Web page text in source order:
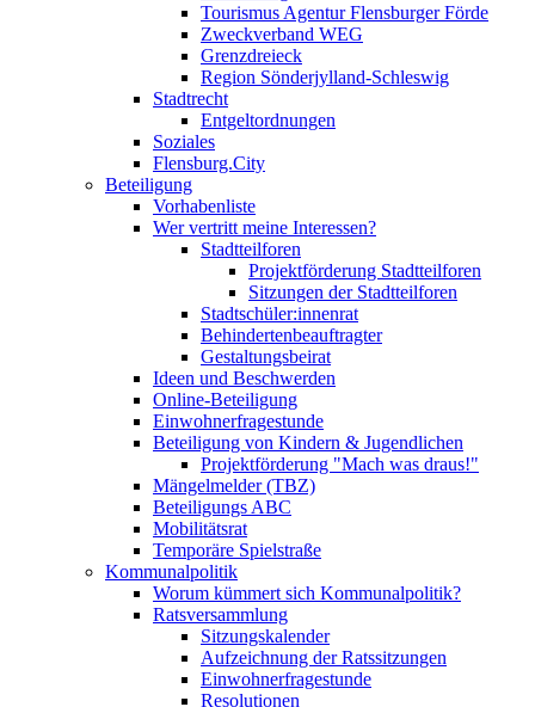
Tourismus Agentur Flensburger Förde
Zweckverband WEG
Grenzdreieck
Region Sönderjylland-Schleswig
Stadtrecht
Entgeltordnungen
Soziales
Flensburg.City
Beteiligung
Vorhabenliste
Wer vertritt meine Interessen?
Stadtteilforen
Projektförderung Stadtteilforen
Sitzungen der Stadtteilforen
Stadtschüler:innenrat
Behindertenbeauftragter
Gestaltungsbeirat
Ideen und Beschwerden
Online-Beteiligung
Einwohnerfragestunde
Beteiligung von Kindern & Jugendlichen
Projektförderung "Mach was draus!"
Mängelmelder (TBZ)
Beteiligungs ABC
Mobilitätsrat
Temporäre Spielstraße
Kommunalpolitik
Worum kümmert sich Kommunalpolitik?
Ratsversammlung
Sitzungskalender
Aufzeichnung der Ratssitzungen
Einwohnerfragestunde
Resolutionen